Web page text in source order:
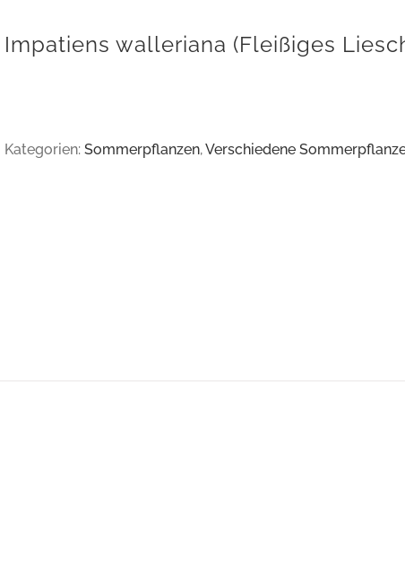
Impatiens walleriana (Fleißiges
Kategorien: Sommerpflanzen,Verschiedene